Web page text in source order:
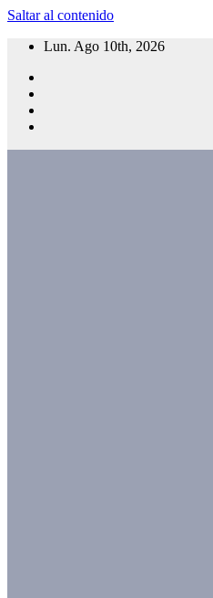
Saltar al contenido
Lun. Ago 10th, 2026